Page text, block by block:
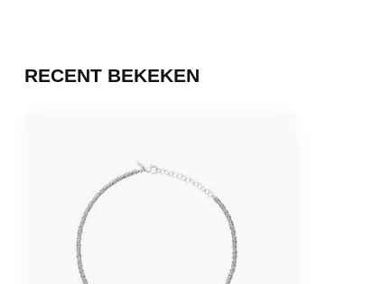
RECENT BEKEKEN